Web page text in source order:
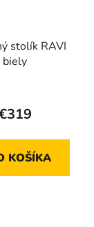
stolík RAVI
biely
hodnotenie
je
5,0
KOŠÍKA